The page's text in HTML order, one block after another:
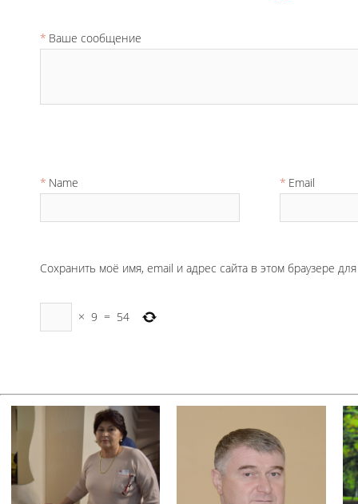
Ваше сообщение
Name Email
Сохранить моё имя, email и адрес сайта в этом браузере
× 9 = 54